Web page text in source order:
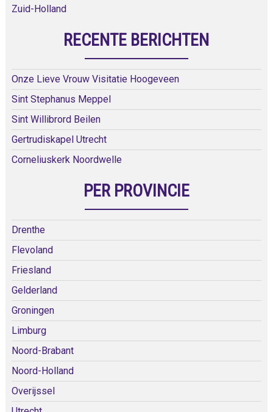
Zuid-Holland
RECENTE BERICHTEN
Onze Lieve Vrouw Visitatie Hoogeveen
Sint Stephanus Meppel
Sint Willibrord Beilen
Gertrudiskapel Utrecht
Corneliuskerk Noordwelle
PER PROVINCIE
Drenthe
Flevoland
Friesland
Gelderland
Groningen
Limburg
Noord-Brabant
Noord-Holland
Overijssel